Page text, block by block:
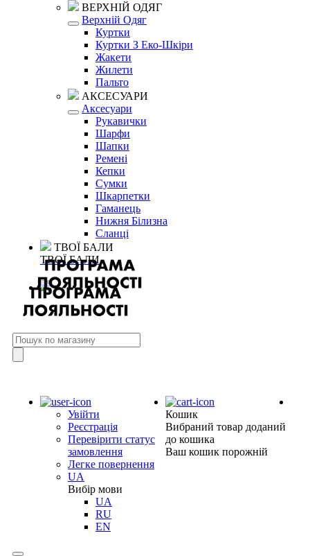
ВЕРХНІЙ ОДЯГ
Верхній Одяг
Куртки
Куртки З Еко-Шкіри
Жакети
Жилети
Пальто
АКСЕСУАРИ
Аксесуари
Рукавички
Шарфи
Шапки
Ремені
Кепки
Сумки
Шкарпетки
Гаманець
Нижня Білизна
Сланці
ТВОЇ БАЛИ
ТВОЇ БАЛИ
Увійти
Реєстрація
Перевірити статус
замовлення
Легке повернення
UA
Вибір мови
UA
RU
EN
Кошик
Вибраний товар доданий
до кошика
Ваш кошик порожній